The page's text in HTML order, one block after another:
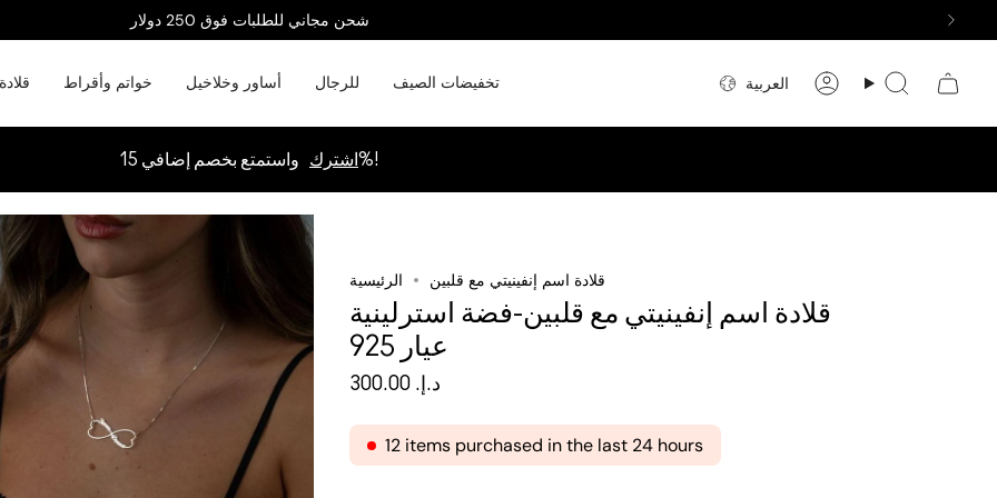
شحن مجاني للطلبات فوق 250 دولار
قلادة خواتم وأقراط أساور وخلاخيل للرجال تخفيضات الصيف اللغة العربية حساب بحث
اشترك واستمتع بخصم إضافي 15%!
الرئيسية قلادة اسم إنفينيتي مع قلبين
قلادة اسم إنفينيتي مع قلبين-فضة استرلينية
عيار 925
د.إ.‏ 300.00
12 items purchased in the last 24 hours